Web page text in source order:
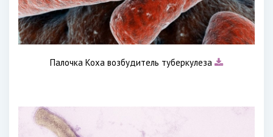
Палочка Коха возбудитель туберкулеза